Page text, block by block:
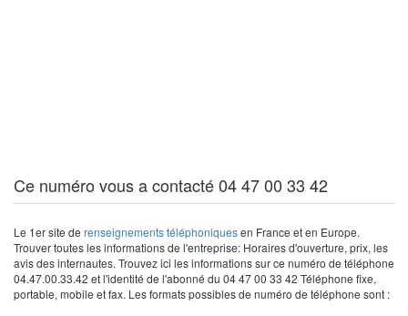
Ce numéro vous a contacté 04 47 00 33 42
Le 1er site de renseignements téléphoniquesen France et en Europe.
Trouver toutes les informations de l'entreprise: Horaires d'ouverture, prix, les
avis des internautes. Trouvez ici les informations sur ce numéro de téléphone
04.47.00.33.42 et l'identité de l'abonné du 04 47 00 33 42 Téléphone fixe,
portable, mobile et fax. Les formats possibles de numéro de téléphone sont :